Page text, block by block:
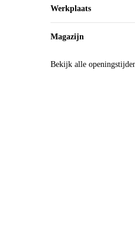
Werkplaats
Magazijn
Bekijk alle